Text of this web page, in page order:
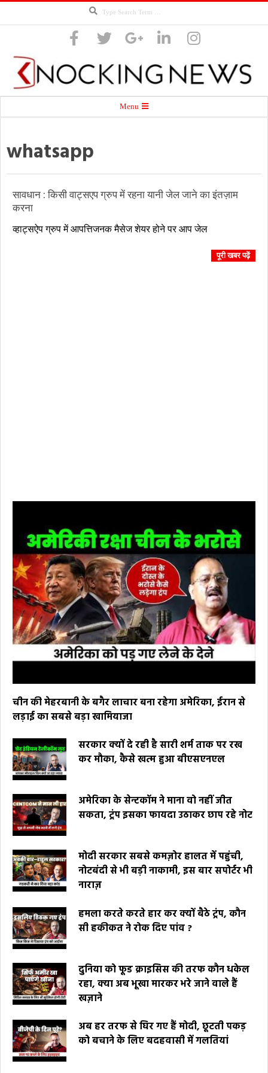
Knocking
News
Menu
whatsapp
सावधान : किसी वाट्सएप ग्रुप में रहना यानी जेल जाने का इंतज़ाम
करना
07-
व्हाट्सऐप ग्रुप में आपत्तिजनक मैसेज शेयर होने पर आप जेल
पूरी खबर पढ़ें
चीन की मेहरबानी के बगैर लाचार बना रहेगा अमेरिका, ईरान से
लड़ाई का सबसे बड़ा खामियाजा
सरकार क्यों दे रही है सारी शर्म ताक पर रख
कर मौका, कैसे खत्म हुआ बीएसएनएल
अमेरिका के सेन्टकॉम ने माना वो नहीं जीत
सकता, ट्रंप इसका फायदा उठाकर छाप रहे नोट
मोदी सरकार सबसे कमज़ोर हालत में पहुंची,
नोटबंदी से भी बड़ी नाकामी, इस बार सपोर्टर भी
नाराज़
हमला करते करते हार कर क्यों बैठे ट्रंप, कौन
सी हकीकत ने रोक दिए पांव ?
दुनिया को फूड क्राइसिस की तरफ कौन धकेल
रहा, क्या अब भूखा मारकर भरे जाने वाले हैं
खज़ाने
अब हर तरफ से घिर गए हैं मोदी, छूटती पकड़
को बचाने के लिए बदहवासी में गलतियां